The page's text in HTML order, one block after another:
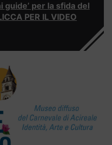
guide’ per la sfida del
PER IL VIDEO